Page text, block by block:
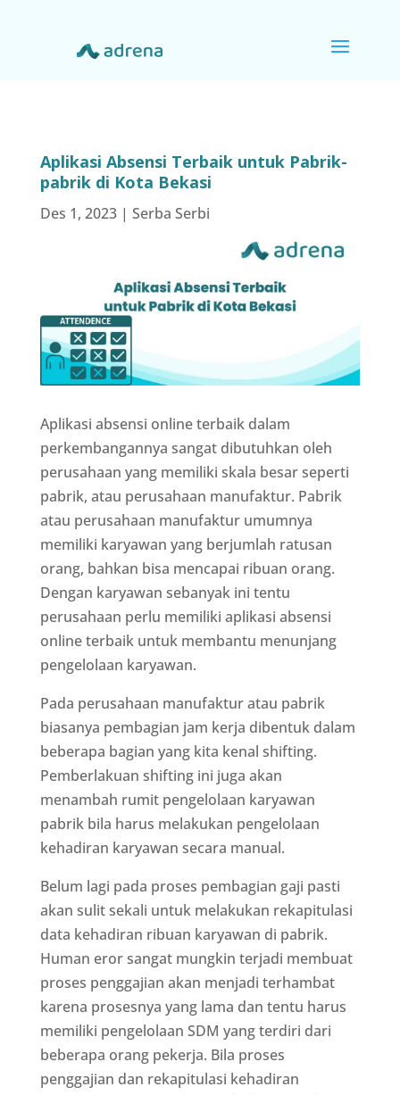
Aplikasi Absensi Terbaik untuk Pabrik-
pabrik di Kota Bekasi
Des 1, 2023| Serba Serbi
Aplikasi absensi online terbaik dalam
perkembangannya sangat dibutuhkan oleh
perusahaan yang memiliki skala besar seperti
pabrik, atau perusahaan manufaktur. Pabrik
atau perusahaan manufaktur umumnya
memiliki karyawan yang berjumlah ratusan
orang, bahkan bisa mencapai ribuan orang.
Dengan karyawan sebanyak ini tentu
perusahaan perlu memiliki aplikasi absensi
online terbaik untuk membantu menunjang
pengelolaan karyawan.
Pada perusahaan manufaktur atau pabrik
biasanya pembagian jam kerja dibentuk dalam
beberapa bagian yang kita kenal shifting.
Pemberlakuan shifting ini juga akan
menambah rumit pengelolaan karyawan
pabrik bila harus melakukan pengelolaan
kehadiran karyawan secara manual.
Belum lagi pada proses pembagian gaji pasti
akan sulit sekali untuk melakukan rekapitulasi
data kehadiran ribuan karyawan di pabrik.
Human eror sangat mungkin terjadi membuat
proses penggajian akan menjadi terhambat
karena prosesnya yang lama dan tentu harus
memiliki pengelolaan SDM yang terdiri dari
beberapa orang pekerja. Bila proses
penggajian dan rekapitulasi kehadiran